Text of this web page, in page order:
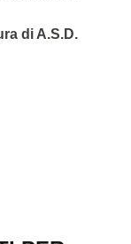
di A.S.D.